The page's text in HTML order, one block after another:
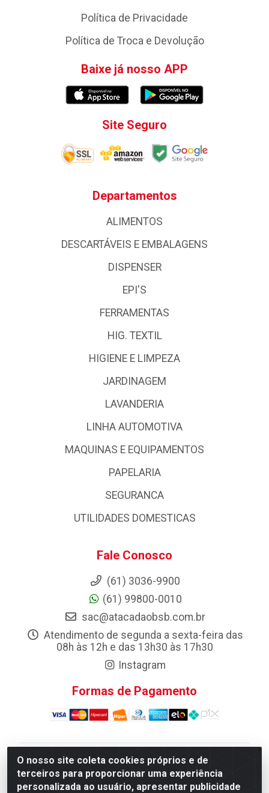
O nosso site coleta cookies próprios e de
terceiros para proporcionar uma experiência
personalizada ao usuário, apresentar publicidade
Política de Privacidade
Política de Troca e Devolução
Baixe já nosso APP
Site Seguro
Departamentos
ALIMENTOS
DESCARTÁVEIS E EMBALAGENS
DISPENSER
EPI'S
FERRAMENTAS
HIG. TEXTIL
HIGIENE E LIMPEZA
JARDINAGEM
LAVANDERIA
LINHA AUTOMOTIVA
MAQUINAS E EQUIPAMENTOS
PAPELARIA
SEGURANCA
UTILIDADES DOMESTICAS
Fale Conosco
(61) 3036-9900
(61) 99800-0010
sac@atacadaobsb.com.br
Atendimento de segunda a sexta-feira das
08h às 12h e das 13h30 às 17h30
Instagram
Formas de Pagamento
Atacadao da Limpeza F. Pereira Queiroz Comercio e
Distribuicao LTDA - Quadra Qi 10 Lotes 39 e, 41 - Setor
Industrial (Taguatinga), Brasília/DF - CEP 72.135-100 -